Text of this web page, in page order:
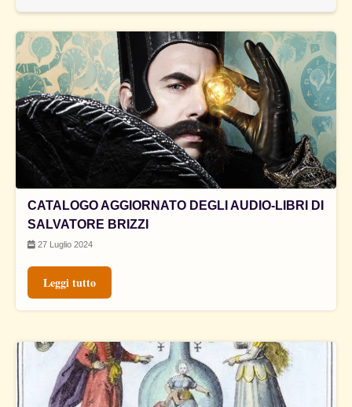
CATALOGO AGGIORNATO DEGLI AUDIO-LIBRI DI
SALVATORE BRIZZI
27 Luglio 2024
Leggi tutto